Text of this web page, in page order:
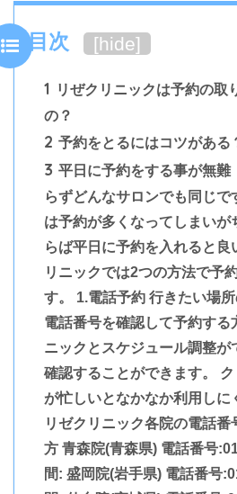
目次 [hide]
1 リぜクリニックは予約の取
の？
2 予約をとるにはコツがある
3 平日に予約をする事が無難
らずどんなサロンでも同じで
は予約が多くなってしまいが
らば平日に予約を入れると良
リニックでは2つの方法で予
す。 1.電話予約 行きたい場
電話番号を確認して予約する
ニックとスケジュール調整
確認することができます。
が忙しいとなかなか利用しに
リゼクリニック各院の電話
方 青森院(青森県) 電話番号
間: 盛岡院(岩手県) 電話番号